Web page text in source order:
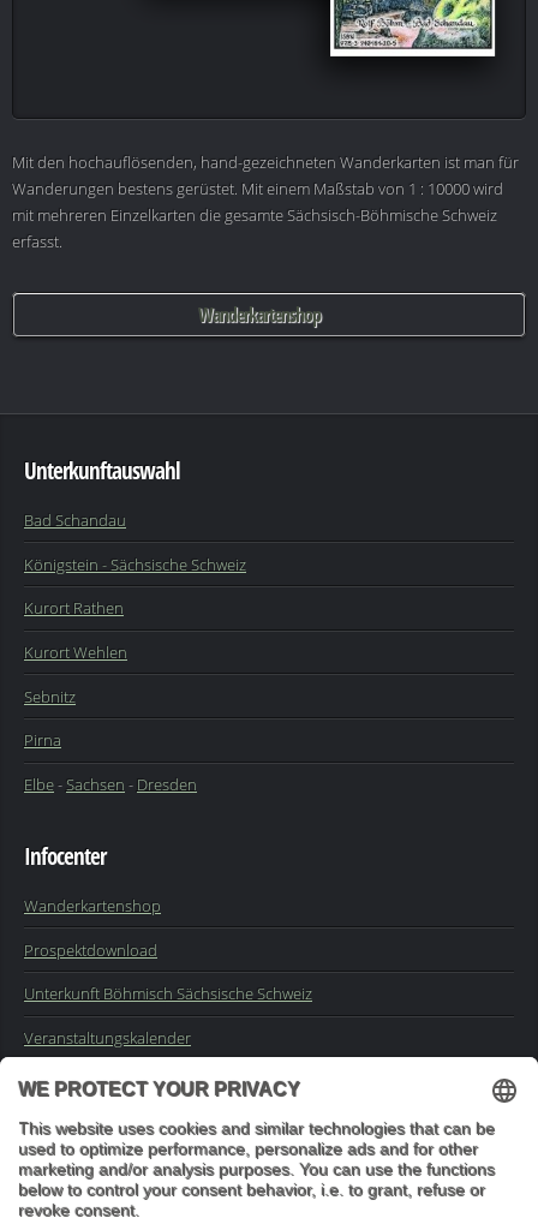
Mit den hochauflösenden, hand-gezeichneten Wanderkarten ist man für
Wanderungen bestens gerüstet. Mit einem Maßstab von 1 : 10000 wird
mit mehreren Einzelkarten die gesamte Sächsisch-Böhmische Schweiz
erfasst.
Wanderkartenshop
Unterkunftauswahl
Bad Schandau
Königstein - Sächsische Schweiz
Kurort Rathen
Kurort Wehlen
Sebnitz
Pirna
Elbe-Sachsen - Dresden
Infocenter
Wanderkartenshop
Prospektdownload
Unterkunft Böhmisch Sächsische Schweiz
Veranstaltungskalender
Impressum
Buchungsanfrage